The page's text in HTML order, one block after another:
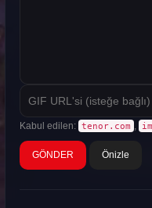
Kabul edilen: tenor.com
Önizle